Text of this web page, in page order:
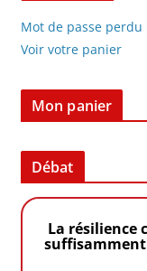
Mot de passe perdu
Voir votre panier
Mon panier
Débat
La résilience